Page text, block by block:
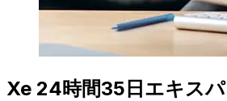
Xe 24時間35日エキス